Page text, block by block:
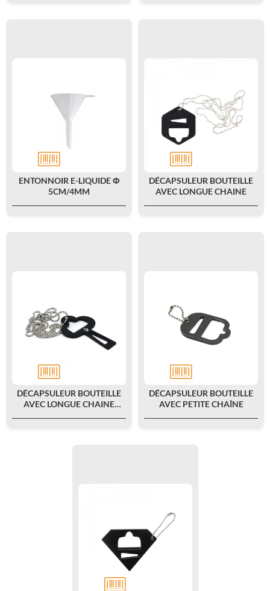
ENTONNOIR E-LIQUIDE Φ
5CM/4MM
DÉCAPSULEUR BOUTEILLE
AVEC LONGUE CHAINE
DÉCAPSULEUR BOUTEILLE
AVEC LONGUE CHAINE
DÉCAPSULEUR BOUTEILLE
AVEC PETITE CHAÎNE